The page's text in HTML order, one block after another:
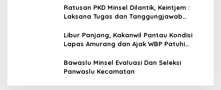
Ratusan PKD Minsel Dilantik, Keintjem :
Laksana Tugas dan Tanggungjawab
Libur Panjang, Kakanwil Pantau Kondisi
Lapas Amurang dan Ajak WBP Patuhi
Bawaslu Minsel Evaluasi Dan Seleksi
Panwaslu Kecamatan